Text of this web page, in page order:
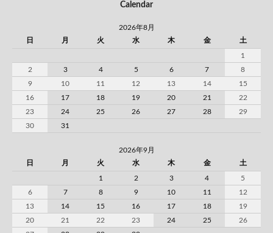
Calendar
2026年8月
日
月 火 水 木 金 土
1
2
3 4 5 6 7
8
9
10 11 12 13 14
15
16
17 18 19 20 21
22
23
24 25 26 27 28
29
30
31
2026年9月
日
月 火 水 木 金 土
1 2 3 4
5
6
7 8 9 10 11
12
13
14 15 16 17 18
19
20
21 22 23 24 25
26